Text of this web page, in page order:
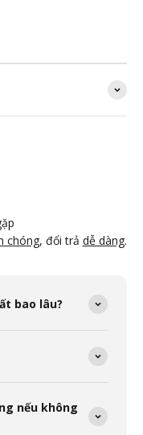
chóng, đổi trả dễ dàng.
bao lâu?
nếu không